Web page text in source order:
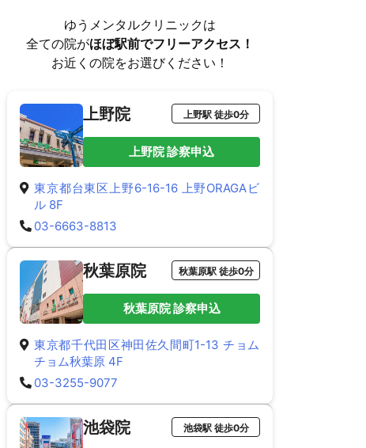
ゆうメンタルクリニックは
全ての院がほぼ駅前でフリーアクセス！
お近くの院をお選びください！
上野院 上野駅 徒歩0分
上野院 診察申込
東京都台東区上野6-16-16 上野ORAGAビ
ル 8F
03-6663-8813
秋葉原院 秋葉原駅 徒歩0分
秋葉原院 診察申込
東京都千代田区神田佐久間町1-13 チョム
チョム秋葉原 4F
03-3255-9077
池袋院 池袋駅 徒歩0分